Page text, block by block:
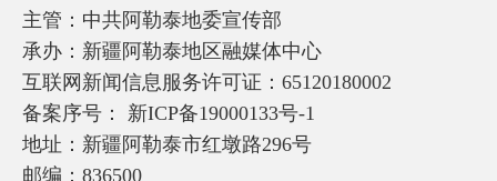
主管：中共阿勒泰地委宣传部
承办：新疆阿勒泰地区融媒体中心
互联网新闻信息服务许可证：65120180002
备案序号： 新ICP备19000133号-1
地址：新疆阿勒泰市红墩路296号
邮编：836500